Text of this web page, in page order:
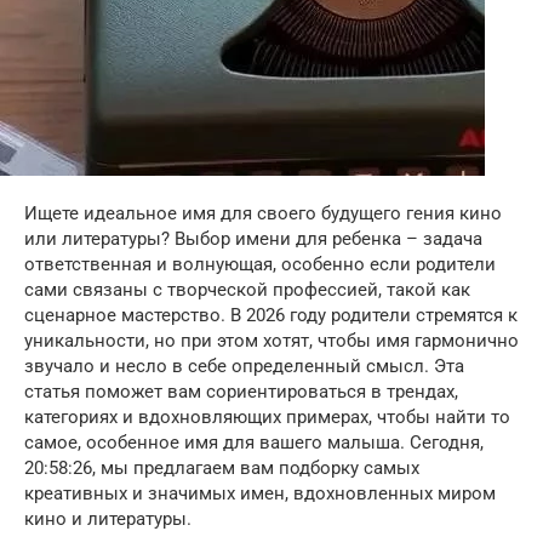
Ищете идеальное имя для своего будущего гения кино
или литературы? Выбор имени для ребенка – задача
ответственная и волнующая, особенно если родители
сами связаны с творческой профессией, такой как
сценарное мастерство. В 2026 году родители стремятся к
уникальности, но при этом хотят, чтобы имя гармонично
звучало и несло в себе определенный смысл. Эта
статья поможет вам сориентироваться в трендах,
категориях и вдохновляющих примерах, чтобы найти то
самое, особенное имя для вашего малыша. Сегодня,
20:58:26, мы предлагаем вам подборку самых
креативных и значимых имен, вдохновленных миром
кино и литературы.